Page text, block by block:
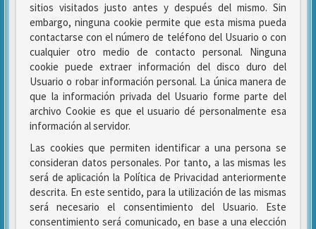
sitios visitados justo antes y después del mismo. Sin
embargo, ninguna cookie permite que esta misma pueda
contactarse con el número de teléfono del Usuario o con
cualquier otro medio de contacto personal. Ninguna
cookie puede extraer información del disco duro del
Usuario o robar información personal. La única manera de
que la información privada del Usuario forme parte del
archivo Cookie es que el usuario dé personalmente esa
información al servidor.
Las cookies que permiten identificar a una persona se
consideran datos personales. Por tanto, a las mismas les
será de aplicación la Política de Privacidad anteriormente
descrita. En este sentido, para la utilización de las mismas
será necesario el consentimiento del Usuario. Este
consentimiento será comunicado, en base a una elección